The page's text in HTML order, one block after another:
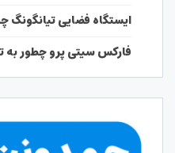
ایستگاه فضایی تیانگونگ
فارکس سیتی پرو چطور به